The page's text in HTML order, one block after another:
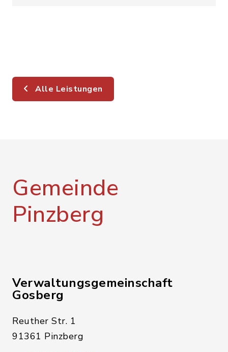
Alle Leistungen
Gemeinde
Pinzberg
Verwaltungsgemeinschaft
Gosberg
Reuther Str. 1
91361 Pinzberg